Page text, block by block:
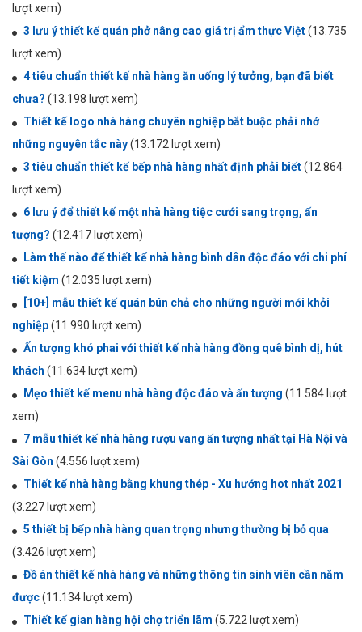
lượt xem)
3 lưu ý thiết kế quán phở nâng cao giá trị ẩm thực Việt(13.735
lượt xem)
4 tiêu chuẩn thiết kế nhà hàng ăn uống lý tưởng, bạn đã biết
chưa? (13.198 lượt xem)
Thiết kế logo nhà hàng chuyên nghiệp bắt buộc phải nhớ
những nguyên tắc này(13.172 lượt xem)
3 tiêu chuẩn thiết kế bếp nhà hàng nhất định phải biết(12.864
lượt xem)
6 lưu ý để thiết kế một nhà hàng tiệc cưới sang trọng, ấn
tượng? (12.417 lượt xem)
Làm thế nào để thiết kế nhà hàng bình dân độc đáo với chi phí
tiết kiệm (12.035 lượt xem)
[10+] mẫu thiết kế quán bún chả cho những người mới khởi
nghiệp(11.990 lượt xem)
Ấn tượng khó phai với thiết kế nhà hàng đồng quê bình dị, hút
khách (11.634 lượt xem)
Mẹo thiết kế menu nhà hàng độc đáo và ấn tượng (11.584 lượt
xem)
7 mẫu thiết kế nhà hàng rượu vang ấn tượng nhất tại Hà Nội và
Sài Gòn (4.556 lượt xem)
Thiết kế nhà hàng bằng khung thép - Xu hướng hot nhất 2021
(3.227 lượt xem)
5 thiết bị bếp nhà hàng quan trọng nhưng thường bị bỏ qua
(3.426 lượt xem)
Đồ án thiết kế nhà hàng và những thông tin sinh viên cần nắm
được(11.134 lượt xem)
Thiết kế gian hàng hội chợ triển lãm (5.722 lượt xem)